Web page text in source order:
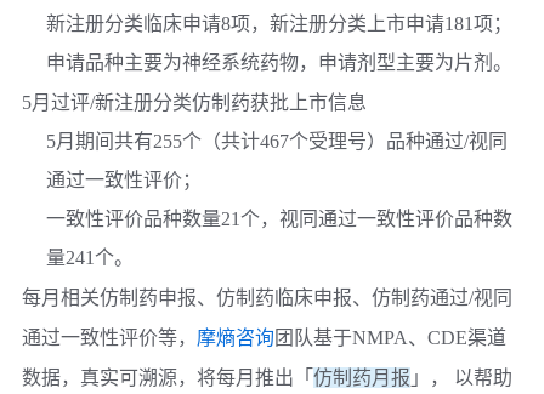
新注册分类临床申请8项，新注册分类上市申请181项；
申请品种主要为神经系统药物，申请剂型主要为片剂。
5月过评/新注册分类仿制药获批上市信息
5月期间共有255个（共计467个受理号）品种通过/视同
通过一致性评价；
一致性评价品种数量21个，视同通过一致性评价品种数
量241个。
每月相关仿制药申报、仿制药临床申报、仿制药通过/视同
通过一致性评价等， 摩熵咨询 团队基于NMPA、CDE渠道
数据，真实可溯源，将每月推出 「 仿制药月报 」
， 以帮助